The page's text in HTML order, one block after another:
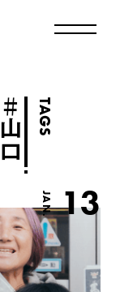
TAGS
＃
山口
JAN. 13